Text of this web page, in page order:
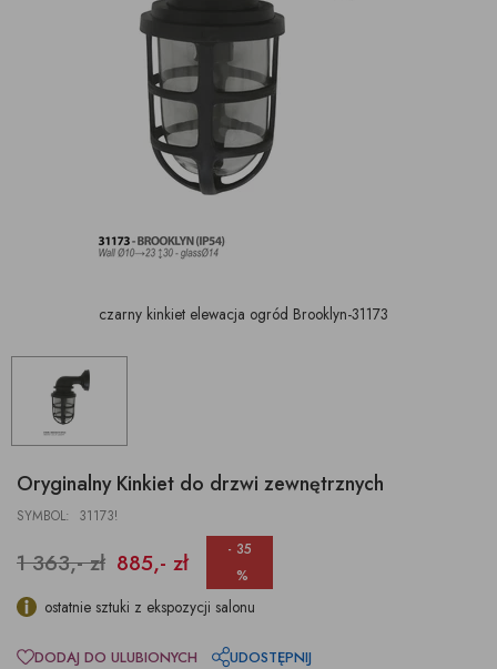
czarny kinkiet elewacja ogród Brooklyn-31173
Oryginalny Kinkiet do drzwi zewnętrznych
SYMBOL: 31173!
1 363,- zł 885,- zł
- 35
%
ostatnie sztuki z ekspozycji salonu
DODAJ DO ULUBIONYCH UDOSTĘPNIJ